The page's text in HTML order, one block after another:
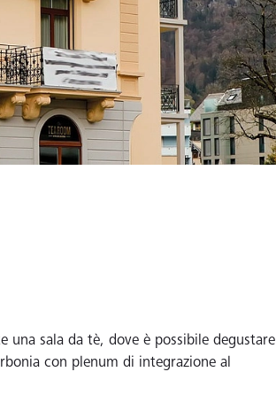
una sala da tè, dove è possibile degustare
con plenum di integrazione al